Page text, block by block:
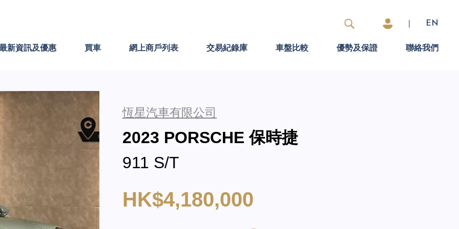
EN
新資訊及優惠 買車 網上商戶列表 交易紀錄庫 車盤比較 優勢及保證 聯絡我們
恆星汽車有限公司
2023 PORSCHE 保時捷
911 S/T
HK$4,180,000